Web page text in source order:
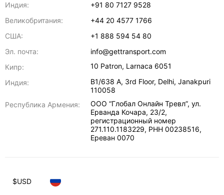
Индия:
+91 80 7127 9528
Великобритания:
+44 20 4577 1766
США:
+1 888 594 54 80
Эл. почта:
info@gettransport.com
Кипр:
10 Patron, Larnaca 6051
Индия:
B1/638 A, 3rd Floor, Delhi,Janakpuri
110058
Республика Армения:
ООО “Глобал Онлайн Тревл”, ул.
Ерванда Кочара, 23/2,
регистрационный номер
271.110.1183229, РНН 00238516,
Ереван 0070
$USD